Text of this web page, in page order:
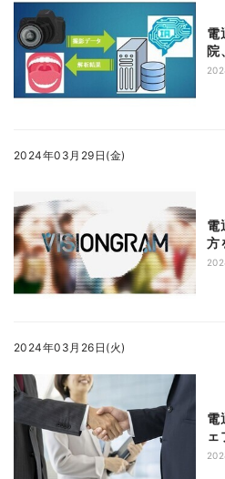
電
院
支
2024年03月29日(金)
電
方
サ
2024年03月26日(火)
電
ェ
み